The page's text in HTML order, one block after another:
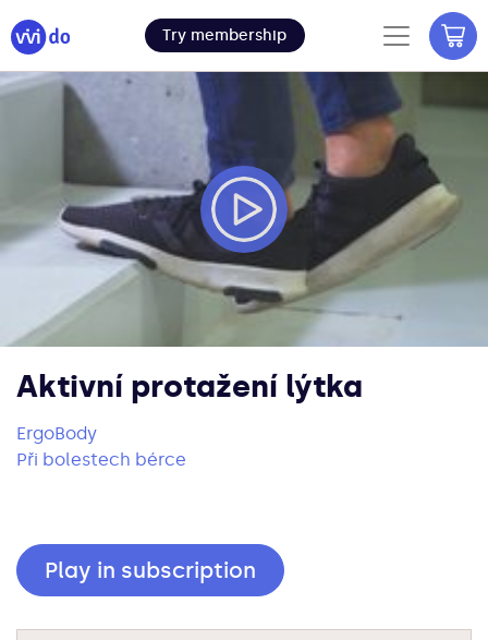
Try membership
Aktivní protažení lýtka
ErgoBody
Při bolestech bérce
Play in subscription